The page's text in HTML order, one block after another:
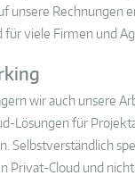
unsere Rechnungen
viele Firmen und
wir auch unsere
Lösungen für
Selbstverständlich
Privat-Cloud und